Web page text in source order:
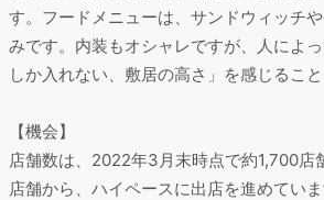
す。フードメニューは、サンドウィッチ
みです。内装もオシャレですが、人によ
しか入れない、敷居の高さ」を感じること
【機会】
店舗数は、2022年3月末時点で約1,700店
店舗から、ハイペースに出店を進めていま